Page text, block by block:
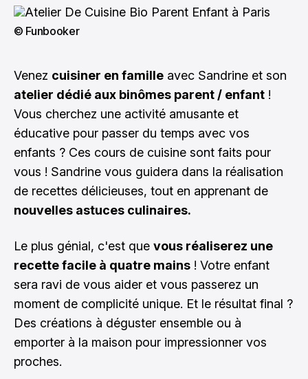
© Funbooker
Venez cuisiner en famille avec Sandrine et son
atelier dédié aux binômes parent / enfant !
Vous cherchez une activité amusante et
éducative pour passer du temps avec vos
enfants ? Ces cours de cuisine sont faits pour
vous ! Sandrine vous guidera dans la réalisation
de recettes délicieuses, tout en apprenant de
nouvelles astuces culinaires.
Le plus génial, c'est que vous réaliserez une
recette facile à quatre mains ! Votre enfant
sera ravi de vous aider et vous passerez un
moment de complicité unique. Et le résultat final ?
Des créations à déguster ensemble ou à
emporter à la maison pour impressionner vos
proches.